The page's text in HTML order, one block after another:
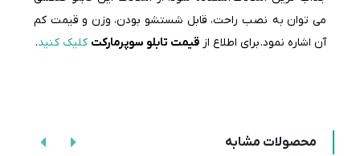
می توان به نصب راحت، قابل شستشو بودن، وزن و قیمت کم
آن اشاره نمود. برای اطلاع از قیمت تابلو سوپرمارکت کلیک کنید.
محصولات مشابه